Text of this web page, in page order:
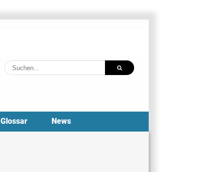
Suche
nach:
Glossar News